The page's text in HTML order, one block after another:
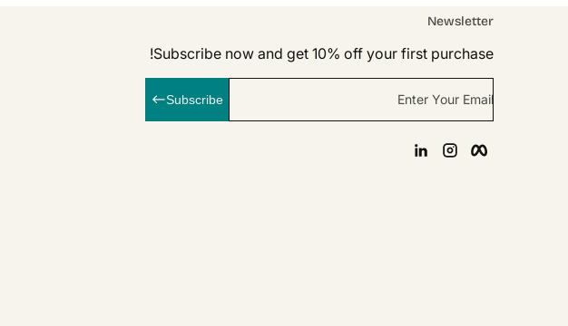
Newsletter
Subscribe now and get 10% off your first purchase!
Enter Your Email
Subscribe